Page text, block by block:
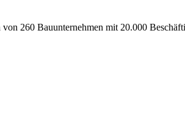
260 Bauunternehmen mit 20.000